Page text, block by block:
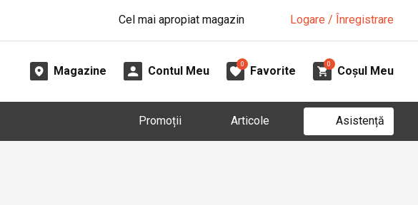
Cel mai apropiat magazin Logare / Înregistrare
Magazine Contul Meu
0
Favorite
0
Coșul Meu
Promoții Articole Asistență